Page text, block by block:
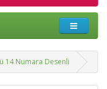
14 Numara Desenli